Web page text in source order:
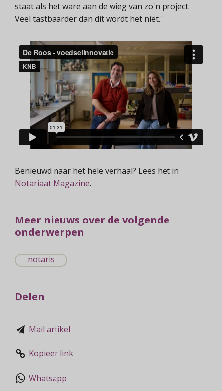
staat als het ware aan de wieg van zo'n project.
Veel tastbaarder dan dit wordt het niet.'
Benieuwd naar het hele verhaal? Lees het in
Notariaat Magazine.
Meer nieuws over de volgende
onderwerpen
notaris
Delen
Mail artikel
Kopieer link
Whatsapp